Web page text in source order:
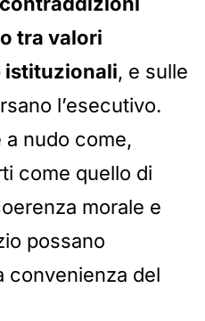
tra valori
istituzionali, e sulle
l’esecutivo.
nudo come,
come quello di
morale e
possano
convenienza del